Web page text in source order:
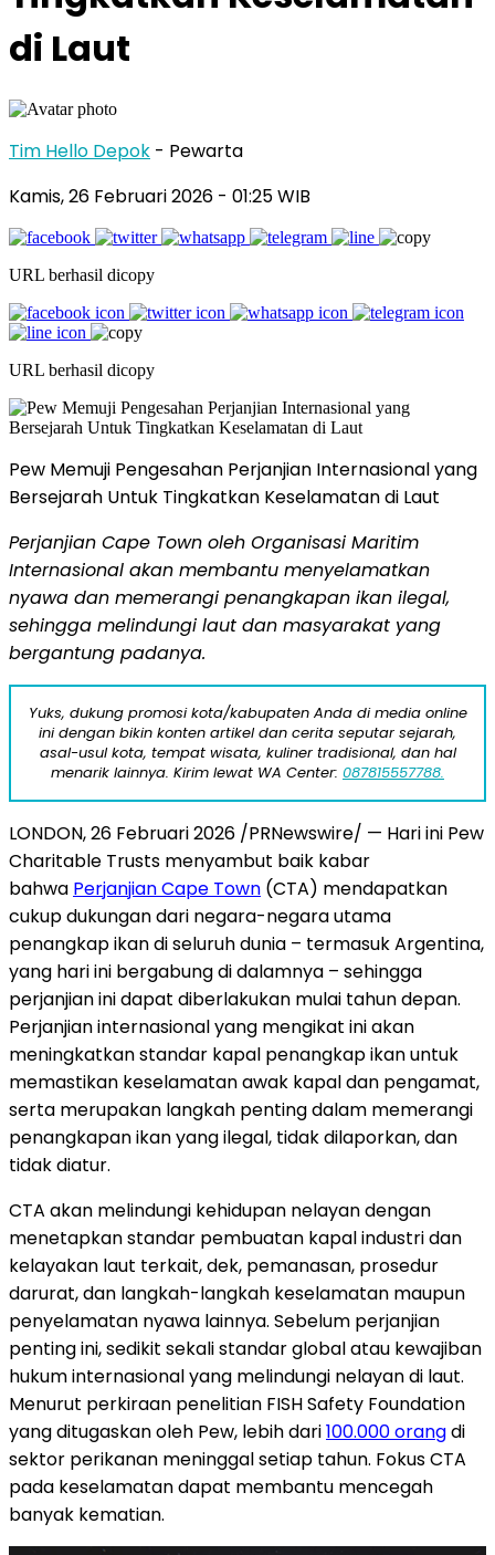
di Laut
Tim Hello Depok - Pewarta
Kamis, 26 Februari 2026 - 01:25 WIB
URL berhasil dicopy
URL berhasil dicopy
Pew Memuji Pengesahan Perjanjian Internasional yang
Bersejarah Untuk Tingkatkan Keselamatan di Laut
Perjanjian Cape Town oleh Organisasi Maritim
Internasional akan membantu menyelamatkan
nyawa dan memerangi penangkapan ikan ilegal,
sehingga melindungi laut dan masyarakat yang
bergantung padanya.
Yuks, dukung promosi kota/kabupaten Anda di media online
ini dengan bikin konten artikel dan cerita seputar sejarah,
asal-usul kota, tempat wisata, kuliner tradisional, dan hal
menarik lainnya. Kirim lewat WA Center: 087815557788.
LONDON,26 Februari 2026 /PRNewswire/ — Hari ini Pew
Charitable Trusts menyambut baik kabar
bahwa Perjanjian Cape Town (CTA) mendapatkan
cukup dukungan dari negara-negara utama
penangkap ikan di seluruh dunia – termasuk Argentina,
yang hari ini bergabung di dalamnya – sehingga
perjanjian ini dapat diberlakukan mulai tahun depan.
Perjanjian internasional yang mengikat ini akan
meningkatkan standar kapal penangkap ikan untuk
memastikan keselamatan awak kapal dan pengamat,
serta merupakan langkah penting dalam memerangi
penangkapan ikan yang ilegal, tidak dilaporkan, dan
tidak diatur.
CTA akan melindungi kehidupan nelayan dengan
menetapkan standar pembuatan kapal industri dan
kelayakan laut terkait, dek, pemanasan, prosedur
darurat, dan langkah-langkah keselamatan maupun
penyelamatan nyawa lainnya. Sebelum perjanjian
penting ini, sedikit sekali standar global atau kewajiban
hukum internasional yang melindungi nelayan di laut.
Menurut perkiraan penelitian FISH Safety Foundation
yang ditugaskan oleh Pew, lebih dari100.000 orangdi
sektor perikanan meninggal setiap tahun. Fokus CTA
pada keselamatan dapat membantu mencegah
banyak kematian.